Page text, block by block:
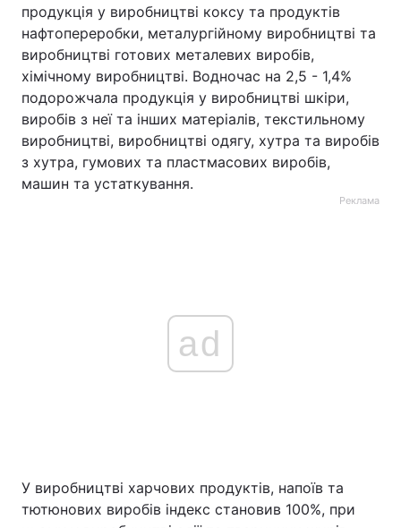
продукція у виробництві коксу та продуктів
нафтопереробки, металургійному виробництві та
виробництві готових металевих виробів,
хімічному виробництві. Водночас на 2,5 - 1,4%
подорожчала продукція у виробництві шкіри,
виробів з неї та інших матеріалів, текстильному
виробництві, виробництві одягу, хутра та виробів
з хутра, гумових та пластмасових виробів,
машин та устаткування.
Реклама
ad
У виробництві харчових продуктів, напоїв та
тютюнових виробів індекс становив 100%, при